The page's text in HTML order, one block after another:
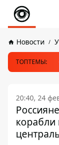
Новости
ТОПТЕМЫ:
20:40, 24
корабли